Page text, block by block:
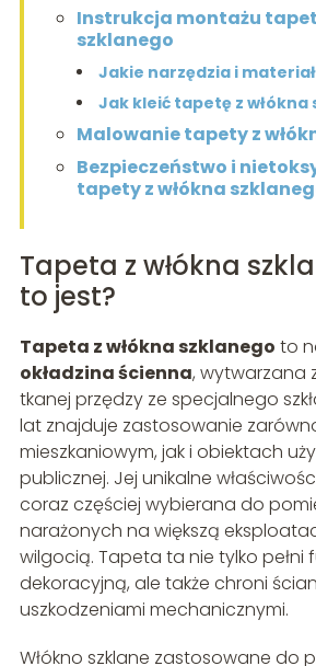
Instrukcja montażu
szklanego
Jakie narzędzia i
Jak kleić tapetę z włókna
Malowanie tapety z
Bezpieczeństwo i
tapety z włókna
Tapeta z włókna
to jest?
Tapeta z włókna szklanego to
okładzina ścienna, wytwarzana
tkanej przędzy ze specjalnego
lat znajduje zastosowanie
mieszkaniowym, jak i obiektach
publicznej. Jej unikalne
coraz częściej wybierana do
narażonych na większą
wilgocią. Tapeta ta nie tylko pełni
dekoracyjną, ale także chroni
uszkodzeniami mechanicznymi.
Włókno szklane zastosowane do